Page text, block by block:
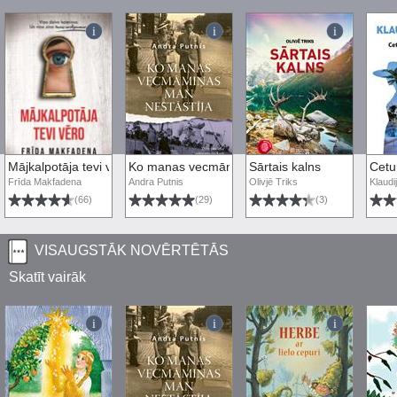
Mājkalpotāja tevi vēro
Frīda Makfadena
(66)
Ko manas vecmāmiņas man nestāstīja
Andra Putnis
(29)
Sārtais kalns
Olivjē Triks
(3)
VISAUGSTĀK NOVĒRTĒTĀS
Skatīt vairāk